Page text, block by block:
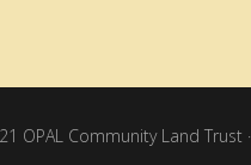
OPAL Community Land Trust